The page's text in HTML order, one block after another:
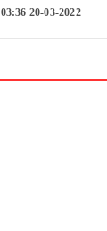
03:36 20-03-2022